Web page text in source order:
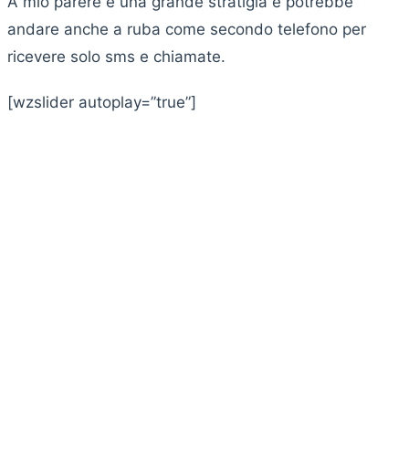
andare anche a ruba come secondo telefono per
ricevere solo sms e chiamate.
[wzslider autoplay=”true”]